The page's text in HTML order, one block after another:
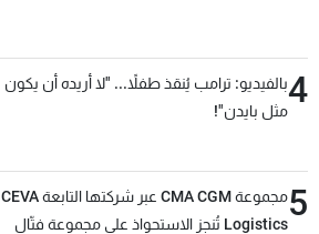
4بالفيديو: ترامب يُنقذ طفلاً... "لا أريده أن يكون
مثل بايدن"!
5
مجموعة CMA CGM عبر شركتها التابعة CEVA
Logistics تُنجز الاستحواذ على مجموعة فتّال